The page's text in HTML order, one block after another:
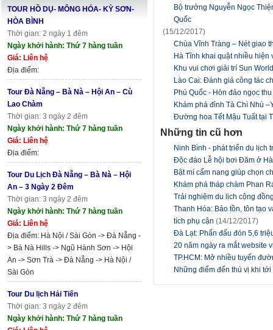
TOUR HỒ DỤ- MÔNG HÓA- KỲ SƠN-
HÒA BÌNH
Thời gian: 2 ngày 1 đêm
Ngày khởi hành: Thứ 7 hàng tuần
Giá: Liên hệ
Địa điểm:
Tour Đà Nẵng – Bà Nà – Hội An – Cù
Lao Chàm
Thời gian: 3 ngày 2 đêm
Ngày khởi hành: Thứ 7 hàng tuần
Giá: Liên hệ
Địa điểm:
Tour Du Lịch Đà Nẵng – Bà Nà – Hội
An – 3 Ngày 2 Đêm
Thời gian: 3 ngày 2 đêm
Ngày khởi hành: Thứ 7 hàng tuần
Giá: Liên hệ
Địa điểm: Hà Nội / Sài Gòn -> Đà Nẵng -
> Bà Nà Hills -> Ngũ Hành Sơn -> Hội
An -> Sơn Trà -> Đà Nẵng -> Hà Nội /
Sài Gòn
Tour Du lịch Hải Tiến
Thời gian: 3 ngày 2 đêm
Ngày khởi hành: Thứ 7 hàng tuần
Bộ trưởng Nguyễn Ngọc
Quốc
(15/12/2017)
Chùa Vĩnh Tràng – Nét giao
Hà Tĩnh khai quật nhiều
Khu vui chơi giải trí Sun
Lào Cai: Đánh giá công tác
Phú Quốc - Hòn đảo ngọc
Khám phá đỉnh Tà Chì Nhù
Đường hoa Tết Mậu Tuất tại
Những tin cũ hơn
Ninh Bình - phát triển du lịch
Độc đáo Lễ hội bơi Đăm ở
Bật mí cẩm nang giúp chọn
Khám phá tháp chàm Phan
Trải nghiệm du lịch cộng
Thanh Hóa: Bảo tồn, tôn tạo
tích phụ cận (14/12/2017)
Đà Lạt: Phấn đấu đón 5,6
20 năm ngày ra mắt website
TP.HCM: Mở nhiều tuyến
Những điểm đến thú vị khi